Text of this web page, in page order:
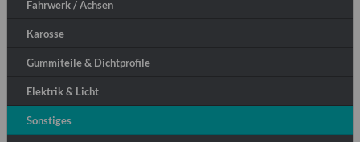
Fahrwerk / Achsen
Karosse
Gummiteile & Dichtprofile
Elektrik & Licht
Sonstiges